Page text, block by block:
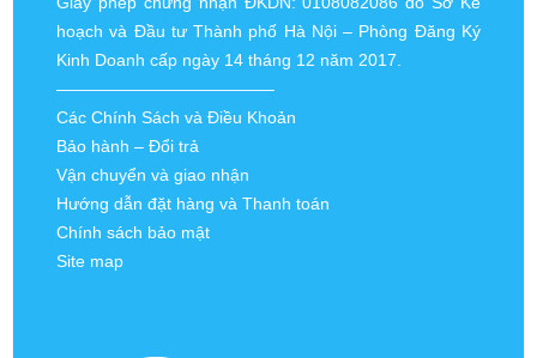
hoạch và Đầu tư Thành phố Hà Nội – Phòng Đăng Ký
Kinh Doanh cấp ngày 14 tháng 12 năm 2017.
—————————————
Các Chính Sách và Điều Khoản
Bảo hành – Đổi trả
Vận chuyển và giao nhận
Hướng dẫn đặt hàng và Thanh toán
Chính sách bảo mật
Site map